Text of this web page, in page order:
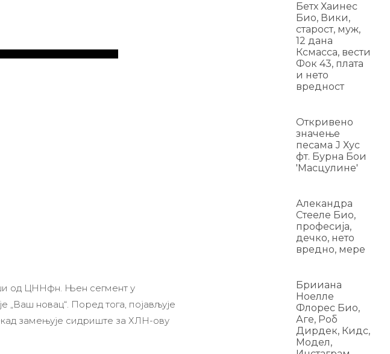
од ЦННфн. Њен сегмент у
„Ваш новац“. Поред тога, појављује
замењује сидриште за ХЛН-ову
Бетх Хаинес
Био, Вики,
старост, муж,
12 дана
Ксмасса, вести
Фок 43, плата
и нето
вредност
Откривено
значење
песама Ј Хус
фт. Бурна Бои
'Масцулине'
Алекандра
Стееле Био,
професија,
дечко, нето
вредно, мере
Брииана
Ноелле
Флорес Био,
Аге, Роб
Дирдек, Кидс,
Модел,